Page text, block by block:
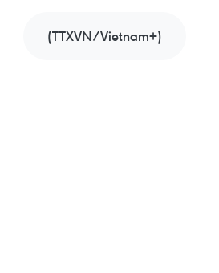
(TTXVN/Vietnam+)